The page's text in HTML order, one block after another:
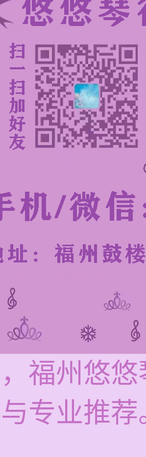
福州悠
专业推荐